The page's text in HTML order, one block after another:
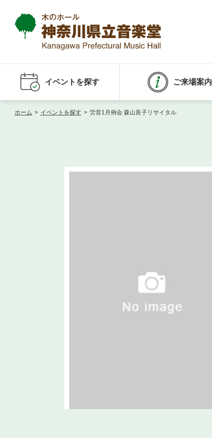
イベントを探す ご来場案内
ホーム > イベントを探す > 労音1月例会 森山良子リサイタル